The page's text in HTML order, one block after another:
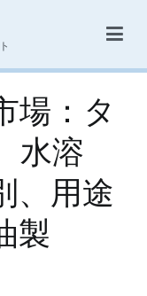
場：タ
水溶
、用途
製